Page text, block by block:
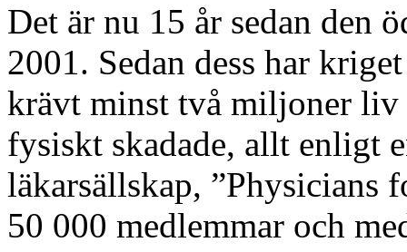
Det är nu 15 år sedan den
2001. Sedan dess har
krävt minst två miljoner liv
fysiskt skadade, allt enligt
läkarsällskap, ”Physicians
50 000 medlemmar och